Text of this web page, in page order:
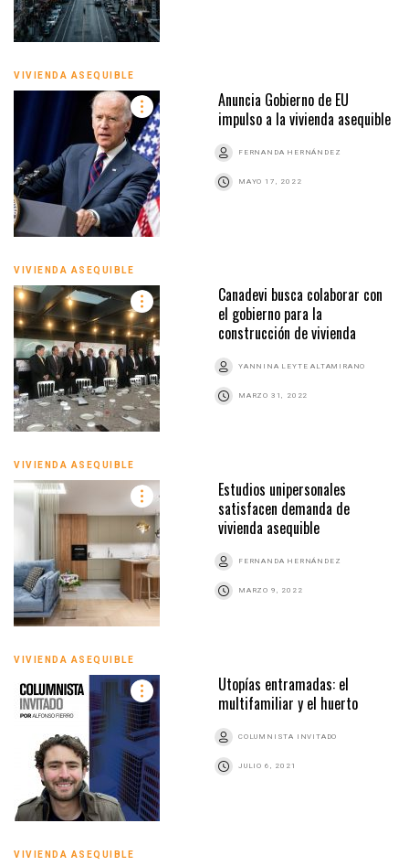
VIVIENDA ASEQUIBLE
Anuncia Gobierno de EU
impulso a la vivienda asequible
FERNANDA HERNÁNDEZ
MAYO 17, 2022
VIVIENDA ASEQUIBLE
Canadevi busca colaborar con
el gobierno para la
construcción de vivienda
YANNINA LEYTE ALTAMIRANO
MARZO 31, 2022
VIVIENDA ASEQUIBLE
Estudios unipersonales
satisfacen demanda de
vivienda asequible
FERNANDA HERNÁNDEZ
MARZO 9, 2022
VIVIENDA ASEQUIBLE
Utopías entramadas: el
multifamiliar y el huerto
COLUMNISTA INVITADO
JULIO 6, 2021
VIVIENDA ASEQUIBLE